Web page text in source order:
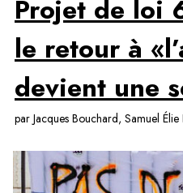
Projet de loi
le retour à
devient une
par Jacques Bouchard, Samuel Élie